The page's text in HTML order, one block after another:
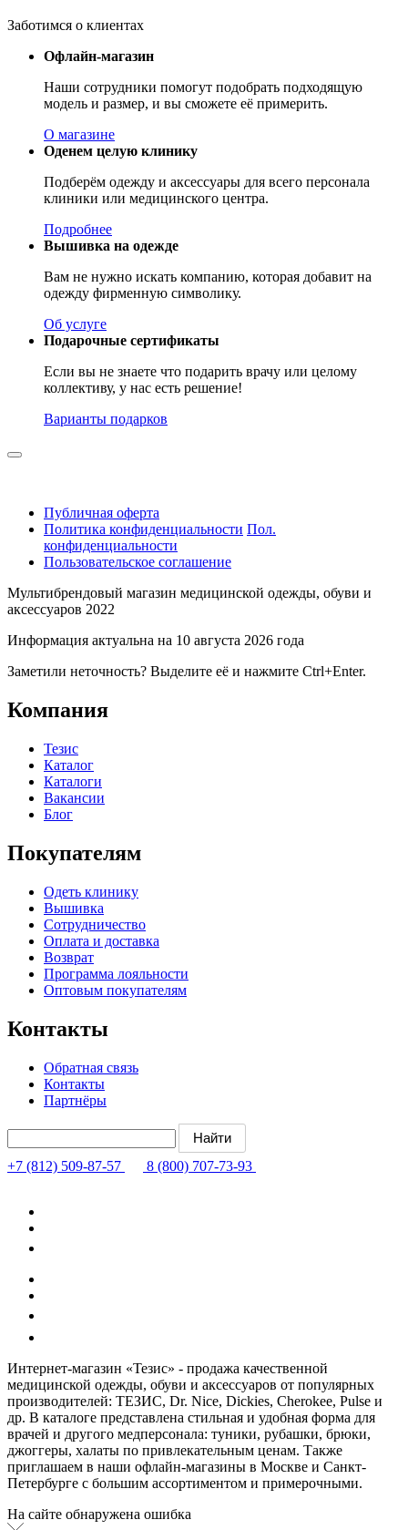
Заботимся о клиентах
Офлайн-магазин
Наши сотрудники помогут подобрать подходящую
модель и размер, и вы сможете её примерить.
О магазине
Оденем целую клинику
Подберём одежду и аксессуары для всего персонала
клиники или медицинского центра.
Подробнее
Вышивка на одежде
Вам не нужно искать компанию, которая добавит на
одежду фирменную символику.
Об услуге
Подарочные сертификаты
Если вы не знаете что подарить врачу или целому
коллективу, у нас есть решение!
Варианты подарков
Публичная оферта
Политика конфиденциальности Пол.
конфиденциальности
Пользовательское соглашение
Мультибрендовый магазин медицинской одежды, обуви и
аксессуаров 2022
Информация актуальна на 10 августа 2026 года
Заметили неточность? Выделите её и нажмите Ctrl+Enter.
Компания
Тезис
Каталог
Каталоги
Вакансии
Блог
Покупателям
Одеть клинику
Вышивка
Сотрудничество
Оплата и доставка
Возврат
Программа лояльности
Оптовым покупателям
Контакты
Обратная связь
Контакты
Партнёры
+7 (812) 509-87-57 8 (800) 707-73-93
Интернет-магазин «Тезис» - продажа качественной
медицинской одежды, обуви и аксессуаров от популярных
производителей: ТЕЗИС, Dr. Nice, Dickies, Cherokee, Pulse и
др. В каталоге представлена стильная и удобная форма для
врачей и другого медперсонала: туники, рубашки, брюки,
джоггеры, халаты по привлекательным ценам. Также
приглашаем в наши офлайн-магазины в Москве и Санкт-
Петербурге с большим ассортиментом и примерочными.
На сайте обнаружена ошибка